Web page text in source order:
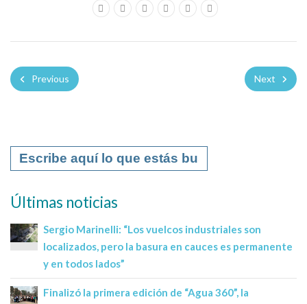
Previous Next
Últimas noticias
Sergio Marinelli: “Los vuelcos industriales son
localizados, pero la basura en cauces es permanente
y en todos lados”
Finalizó la primera edición de “Agua 360”, la